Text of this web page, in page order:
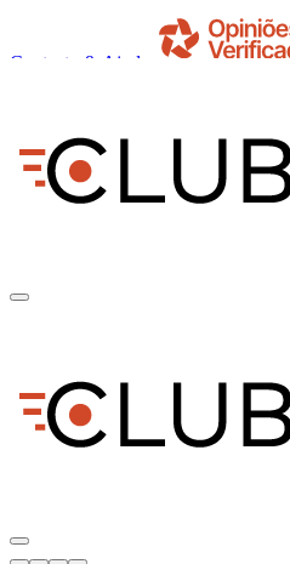
Contacto & Ajuda